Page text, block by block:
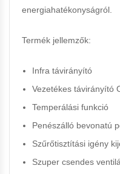
energiahatékonyságról.
Termék jellemzők:
Infra távirányító
Vezetékes távirányító
Temperálási funkció
Penészálló bevonatú
Szűrőtisztítási igény
Szuper csendes